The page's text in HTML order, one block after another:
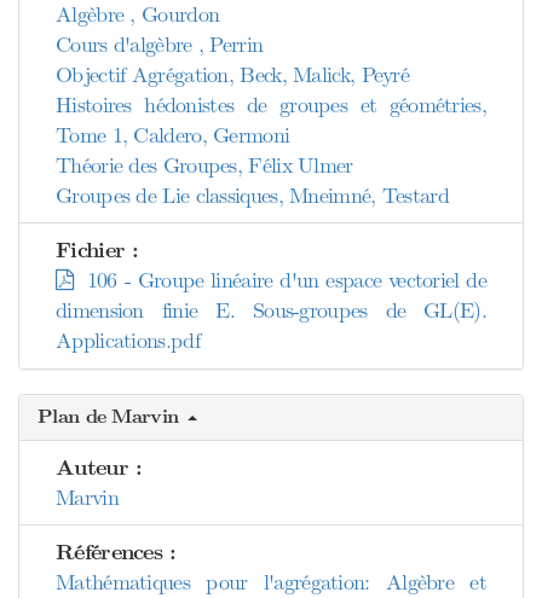
Algèbre , Gourdon
Cours d'algèbre , Perrin
Objectif Agrégation, Beck, Malick, Peyré
Histoires hédonistes de groupes et géométries,
Tome 1, Caldero, Germoni
Théorie des Groupes, Félix Ulmer
Groupes de Lie classiques, Mneimné, Testard
Fichier :
106 - Groupe linéaire d'un espace vectoriel de
dimension finie E. Sous-groupes de GL(E).
Applications.pdf
Plan de Marvin
Auteur :
Marvin
Références :
Mathématiques pour l'agrégation: Algèbre et